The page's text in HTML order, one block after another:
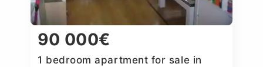
90 000€
1 bedroom apartment for sale in